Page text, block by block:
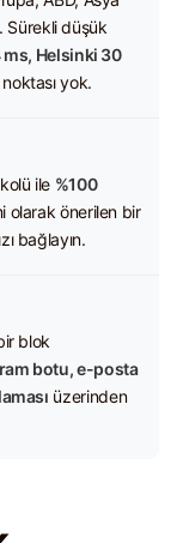
Sürekli düşük
Helsinki 30
yok.
ile %100
olarak önerilen bir
bağlayın.
blok
botu, e-posta
üzerinden